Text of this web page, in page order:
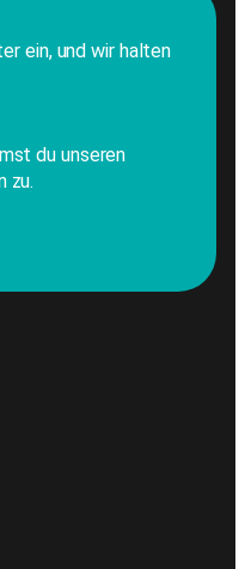
ein, und wir halten
du unseren
zu.